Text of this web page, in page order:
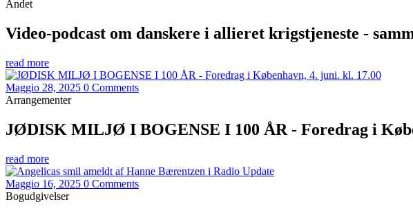
Andet
Video-podcast om danskere i allieret krigstjeneste -
read more
Maggio 28, 2025 0 Comments
Arrangementer
JØDISK MILJØ I BOGENSE I 100 ÅR - Foredrag i
read more
Maggio 16, 2025 0 Comments
Bogudgivelser